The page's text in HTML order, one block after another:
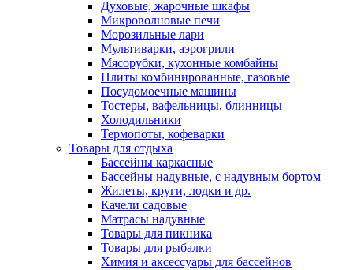
Духовые, жарочные шкафы
Микроволновые печи
Морозильные лари
Мультиварки, аэрогрили
Мясорубки, кухонные комбайны
Плиты комбинированные, газовые
Посудомоечные машины
Тостеры, вафельницы, блинницы
Холодильники
Термопоты, кофеварки
Товары для отдыха
Бассейны каркасные
Бассейны надувные, с надувным бортом
Жилеты, круги, лодки и др.
Качели садовые
Матрасы надувные
Товары для пикника
Товары для рыбалки
Химия и аксессуары для бассейнов